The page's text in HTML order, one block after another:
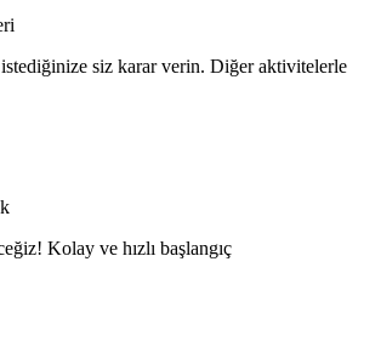
istediğinize siz karar verin. Diğer aktivitelerle
Kolay ve hızlı başlangıç